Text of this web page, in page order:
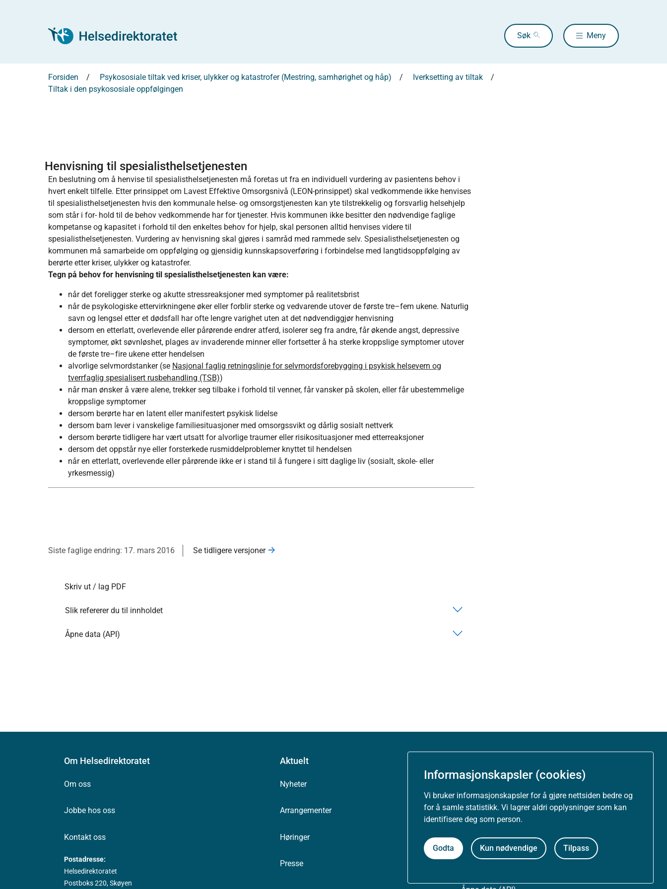
Informasjonskapsler (cookies)
Vi bruker informasjonskapsler for å gjøre nettsiden bedre og
for å samle statistikk. Vi lagrer aldri opplysninger som kan
identifisere deg som person.
Godta Kun nødvendige Tilpass
Søk Meny
Forsiden Psykososiale tiltak ved kriser, ulykker og katastrofer (Mestring, samhørighet og håp)
Iverksetting av tiltak
Tiltak i den psykososiale oppfølgingen
Henvisning til spesialisthelsetjenesten
En beslutning om å henvise til spesialisthelsetjenesten må foretas ut fra en individuell vurdering av pasientens behov i
hvert enkelt tilfelle. Etter prinsippet om Lavest Effektive Omsorgsnivå (LEON-prinsippet) skal vedkommende ikke henvises
til spesialisthelsetjenesten hvis den kommunale helse- og omsorgstjenesten kan yte tilstrekkelig og forsvarlig helsehjelp
som står i for- hold til de behov vedkommende har for tjenester. Hvis kommunen ikke besitter den nødvendige faglige
kompetanse og kapasitet i forhold til den enkeltes behov for hjelp, skal personen alltid henvises videre til
spesialisthelsetjenesten. Vurdering av henvisning skal gjøres i samråd med rammede selv. Spesialisthelsetjenesten og
kommunen må samarbeide om oppfølging og gjensidig kunnskapsoverføring i forbindelse med langtidsoppfølging av
berørte etter kriser, ulykker og katastrofer.
Tegn på behov for henvisning til spesialisthelsetjenesten kan være:
når det foreligger sterke og akutte stressreaksjoner med symptomer på realitetsbrist
når de psykologiske ettervirkningene øker eller forblir sterke og vedvarende utover de første tre–fem ukene. Naturlig
savn og lengsel etter et dødsfall har ofte lengre varighet uten at det nødvendiggjør henvisning
dersom en etterlatt, overlevende eller pårørende endrer atferd, isolerer seg fra andre, får økende angst, depressive
symptomer, økt søvnløshet, plages av invaderende minner eller fortsetter å ha sterke kroppslige symptomer utover
de første tre–fire ukene etter hendelsen
alvorlige selvmordstanker (se Nasjonal faglig retningslinje for selvmordsforebygging i psykisk helsevern og
tverrfaglig spesialisert rusbehandling (TSB))
når man ønsker å være alene, trekker seg tilbake i forhold til venner, får vansker på skolen, eller får ubestemmelige
kroppslige symptomer
dersom berørte har en latent eller manifestert psykisk lidelse
dersom barn lever i vanskelige familiesituasjoner med omsorgssvikt og dårlig sosialt nettverk
dersom berørte tidligere har vært utsatt for alvorlige traumer eller risikosituasjoner med etterreaksjoner
dersom det oppstår nye eller forsterkede rusmiddelproblemer knyttet til hendelsen
når en etterlatt, overlevende eller pårørende ikke er i stand til å fungere i sitt daglige liv (sosialt, skole- eller
yrkesmessig)
Siste faglige endring: 17. mars 2016 Se tidligere versjoner
Skriv ut / lag PDF
Slik refererer du til innholdet
Åpne data (API)
Om Helsedirektoratet
Om oss
Jobbe hos oss
Kontakt oss
Postadresse:
Helsedirektoratet
Postboks 220, Skøyen
Aktuelt
Nyheter
Arrangementer
Høringer
Presse
Personvernerklæring
Tilgjengelighetserklæring (uustatus.no)
Besøksstatistikk og informasjonskapsler